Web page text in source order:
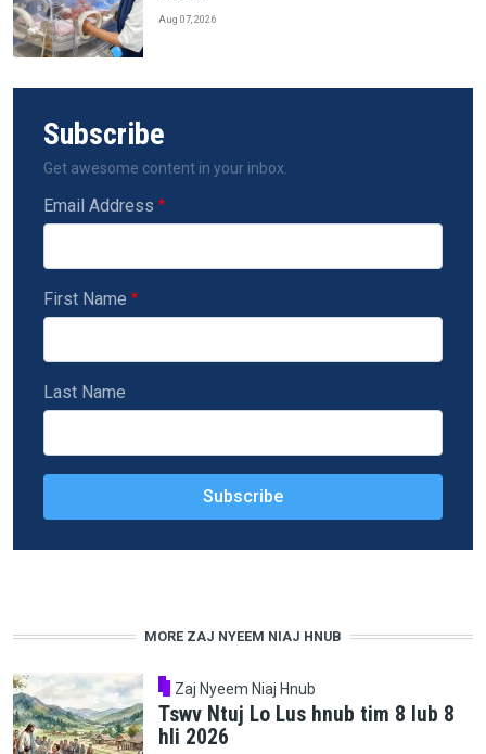
Aug 07, 2026
Subscribe
Get awesome content in your inbox.
Email Address
First Name
Last Name
MORE ZAJ NYEEM NIAJ HNUB
Zaj Nyeem Niaj Hnub
Tswv Ntuj Lo Lus hnub tim 8 lub 8
hli 2026